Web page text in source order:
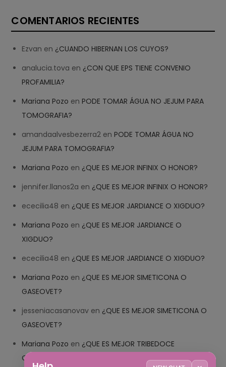
COMENTARIOS RECIENTES
Ezvan en ¿CUANDO HIBERNAN LOS CUYOS?
analucia.tova en ¿CON QUE EPS TIENE CONVENIO
PROFAMILIA?
Mariana Pozo enPODE TOMAR ÁGUA NO JEJUM PARA
TOMOGRAFIA?
amandaalvesbezerra2 enPODE TOMAR ÁGUA NO
JEJUM PARA TOMOGRAFIA?
Mariana Pozo en ¿QUE ES MEJOR INFINIX O HONOR?
jennifer.llanos2a en ¿QUE ES MEJOR INFINIX O HONOR?
ececilia48 en ¿QUE ES MEJOR JARDIANCE O XIGDUO?
Mariana Pozo en ¿QUE ES MEJOR JARDIANCE O
XIGDUO?
ececilia48 en ¿QUE ES MEJOR JARDIANCE O XIGDUO?
Mariana Pozo en ¿QUE ES MEJOR SIMETICONA O
GASEOVET?
jesseniacasanovav en ¿QUE ES MEJOR SIMETICONA O
GASEOVET?
Mariana Pozo en ¿QUE ES MEJOR TRIBEDOCE
COMPUESTO O TRIBEDOCE DX?